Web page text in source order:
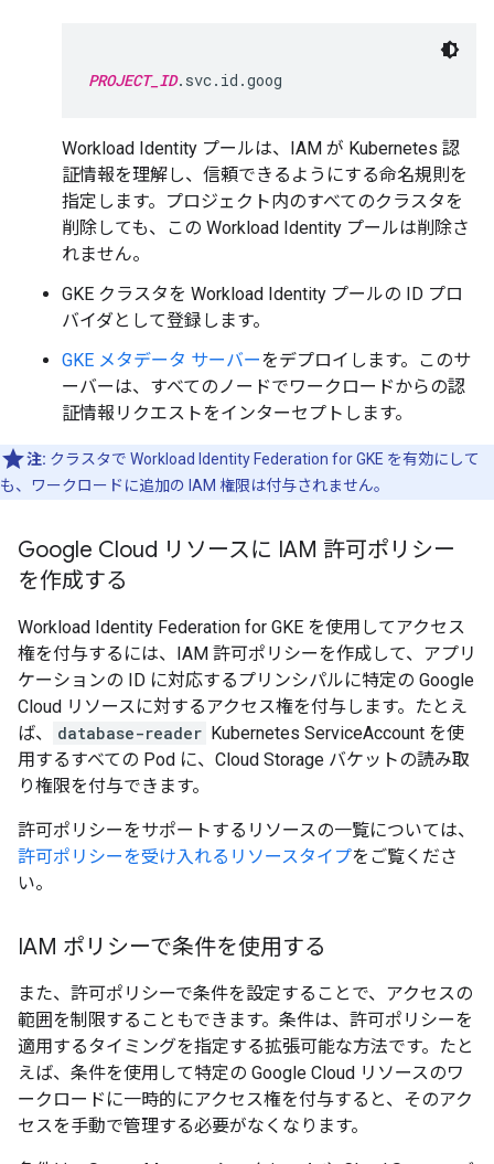
PROJECT_ID
Workload Identity プールは、IAM が Kubernetes 認
証情報を理解し、信頼できるようにする命名規則を
指定します。プロジェクト内のすべてのクラスタを
削除しても、この Workload Identity プールは削除さ
れません。
GKE クラスタを Workload Identity プールの ID プロ
バイダとして登録します。
GKE メタデータ サーバーをデプロイします。このサ
ーバーは、すべてのノードでワークロードからの認
証情報リクエストをインターセプトします。
注: クラスタで Workload Identity Federation for GKE を有効にして
も、ワークロードに追加の IAM 権限は付与されません。
Google Cloud リソースに IAM 許可ポリシー
を作成する
Workload Identity Federation for GKE を使用してアクセス
権を付与するには、IAM 許可ポリシーを作成して、アプリ
ケーションの ID に対応するプリンシパルに特定の Google
Cloud リソースに対するアクセス権を付与します。たとえ
ば、
database-reader Kubernetes ServiceAccount を使
用するすべての Pod に、Cloud Storage バケットの読み取
り権限を付与できます。
許可ポリシーをサポートするリソースの一覧については、
許可ポリシーを受け入れるリソースタイプをご覧くださ
い。
IAM ポリシーで条件を使用する
また、許可ポリシーで条件を設定することで、アクセスの
範囲を制限することもできます。 条件は、許可ポリシーを
適用するタイミングを指定する拡張可能な方法です。たと
えば、条件を使用して特定の Google Cloud リソースのワ
ークロードに一時的にアクセス権を付与すると、そのアク
セスを手動で管理する必要がなくなります。